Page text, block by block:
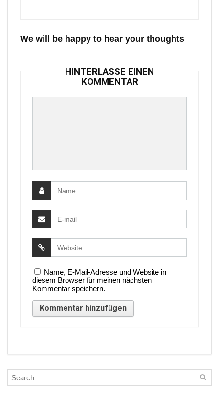
We will be happy to hear your thoughts
HINTERLASSE EINEN
KOMMENTAR
Name, E-Mail-Adresse und Website in
diesem Browser für meinen nächsten
Kommentar speichern.